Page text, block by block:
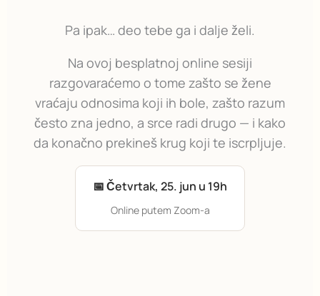
Pa ipak… deo tebe ga i dalje želi.
Na ovoj besplatnoj online sesiji
razgovaraćemo o tome zašto se žene
vraćaju odnosima koji ih bole, zašto razum
često zna jedno, a srce radi drugo — i kako
da konačno prekineš krug koji te iscrpljuje.
📅 Četvrtak, 25. jun u 19h
Online putem Zoom-a